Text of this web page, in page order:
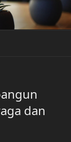
dan